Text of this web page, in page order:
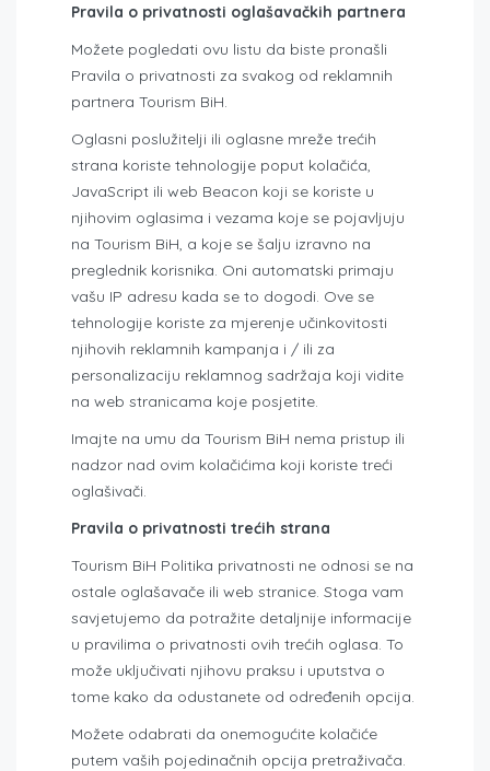
Pravila o privatnosti oglašavačkih partnera
Možete pogledati ovu listu da biste pronašli
Pravila o privatnosti za svakog od reklamnih
partnera Tourism BiH.
Oglasni poslužitelji ili oglasne mreže trećih
strana koriste tehnologije poput kolačića,
JavaScript ili web Beacon koji se koriste u
njihovim oglasima i vezama koje se pojavljuju
na Tourism BiH, a koje se šalju izravno na
preglednik korisnika. Oni automatski primaju
vašu IP adresu kada se to dogodi. Ove se
tehnologije koriste za mjerenje učinkovitosti
njihovih reklamnih kampanja i / ili za
personalizaciju reklamnog sadržaja koji vidite
na web stranicama koje posjetite.
Imajte na umu da Tourism BiH nema pristup ili
nadzor nad ovim kolačićima koji koriste treći
oglašivači.
Pravila o privatnosti trećih strana
Tourism BiH Politika privatnosti ne odnosi se na
ostale oglašavače ili web stranice. Stoga vam
savjetujemo da potražite detaljnije informacije
u pravilima o privatnosti ovih trećih oglasa. To
može uključivati ​​njihovu praksu i uputstva o
tome kako da odustanete od određenih opcija.
Možete odabrati da onemogućite kolačiće
putem vaših pojedinačnih opcija pretraživača.